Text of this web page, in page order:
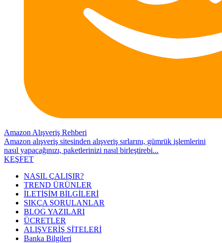
Amazon Alışveriş Rehberi
Amazon alışveriş sitesinden alışveriş sırlarını, gümrük işlemlerini
nasıl yapacağınızı, paketlerinizi nasıl birleştirebi...
KEŞFET
NASIL ÇALIŞIR?
TREND ÜRÜNLER
İLETİŞİM BİLGİLERİ
SIKÇA SORULANLAR
BLOG YAZILARI
ÜCRETLER
ALIŞVERİŞ SİTELERİ
Banka Bilgileri